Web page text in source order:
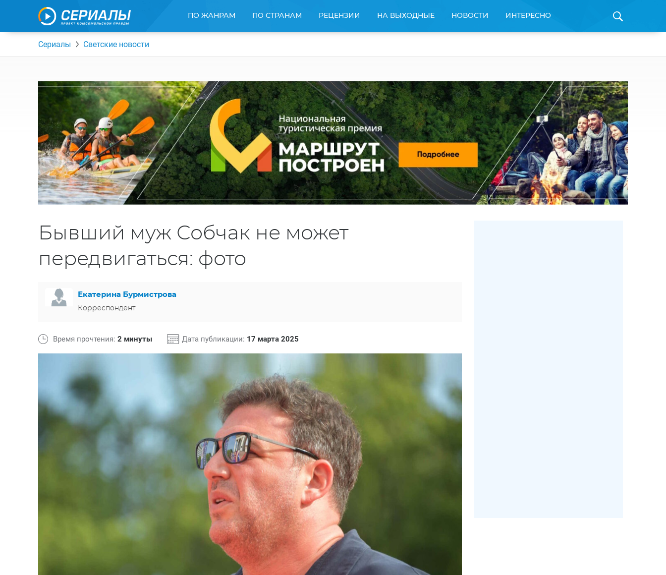
ПО ЖАНРАМ ПО СТРАНАМ РЕЦЕНЗИИ НА ВЫХОДНЫЕ НОВОСТИ ИНТЕРЕСНО
Сериалы Светские новости
Бывший муж Собчак не может
передвигаться: фото
Екатерина Бурмистрова
Корреспондент
Время прочтения: 2 минуты Дата публикации: 17 марта 2025